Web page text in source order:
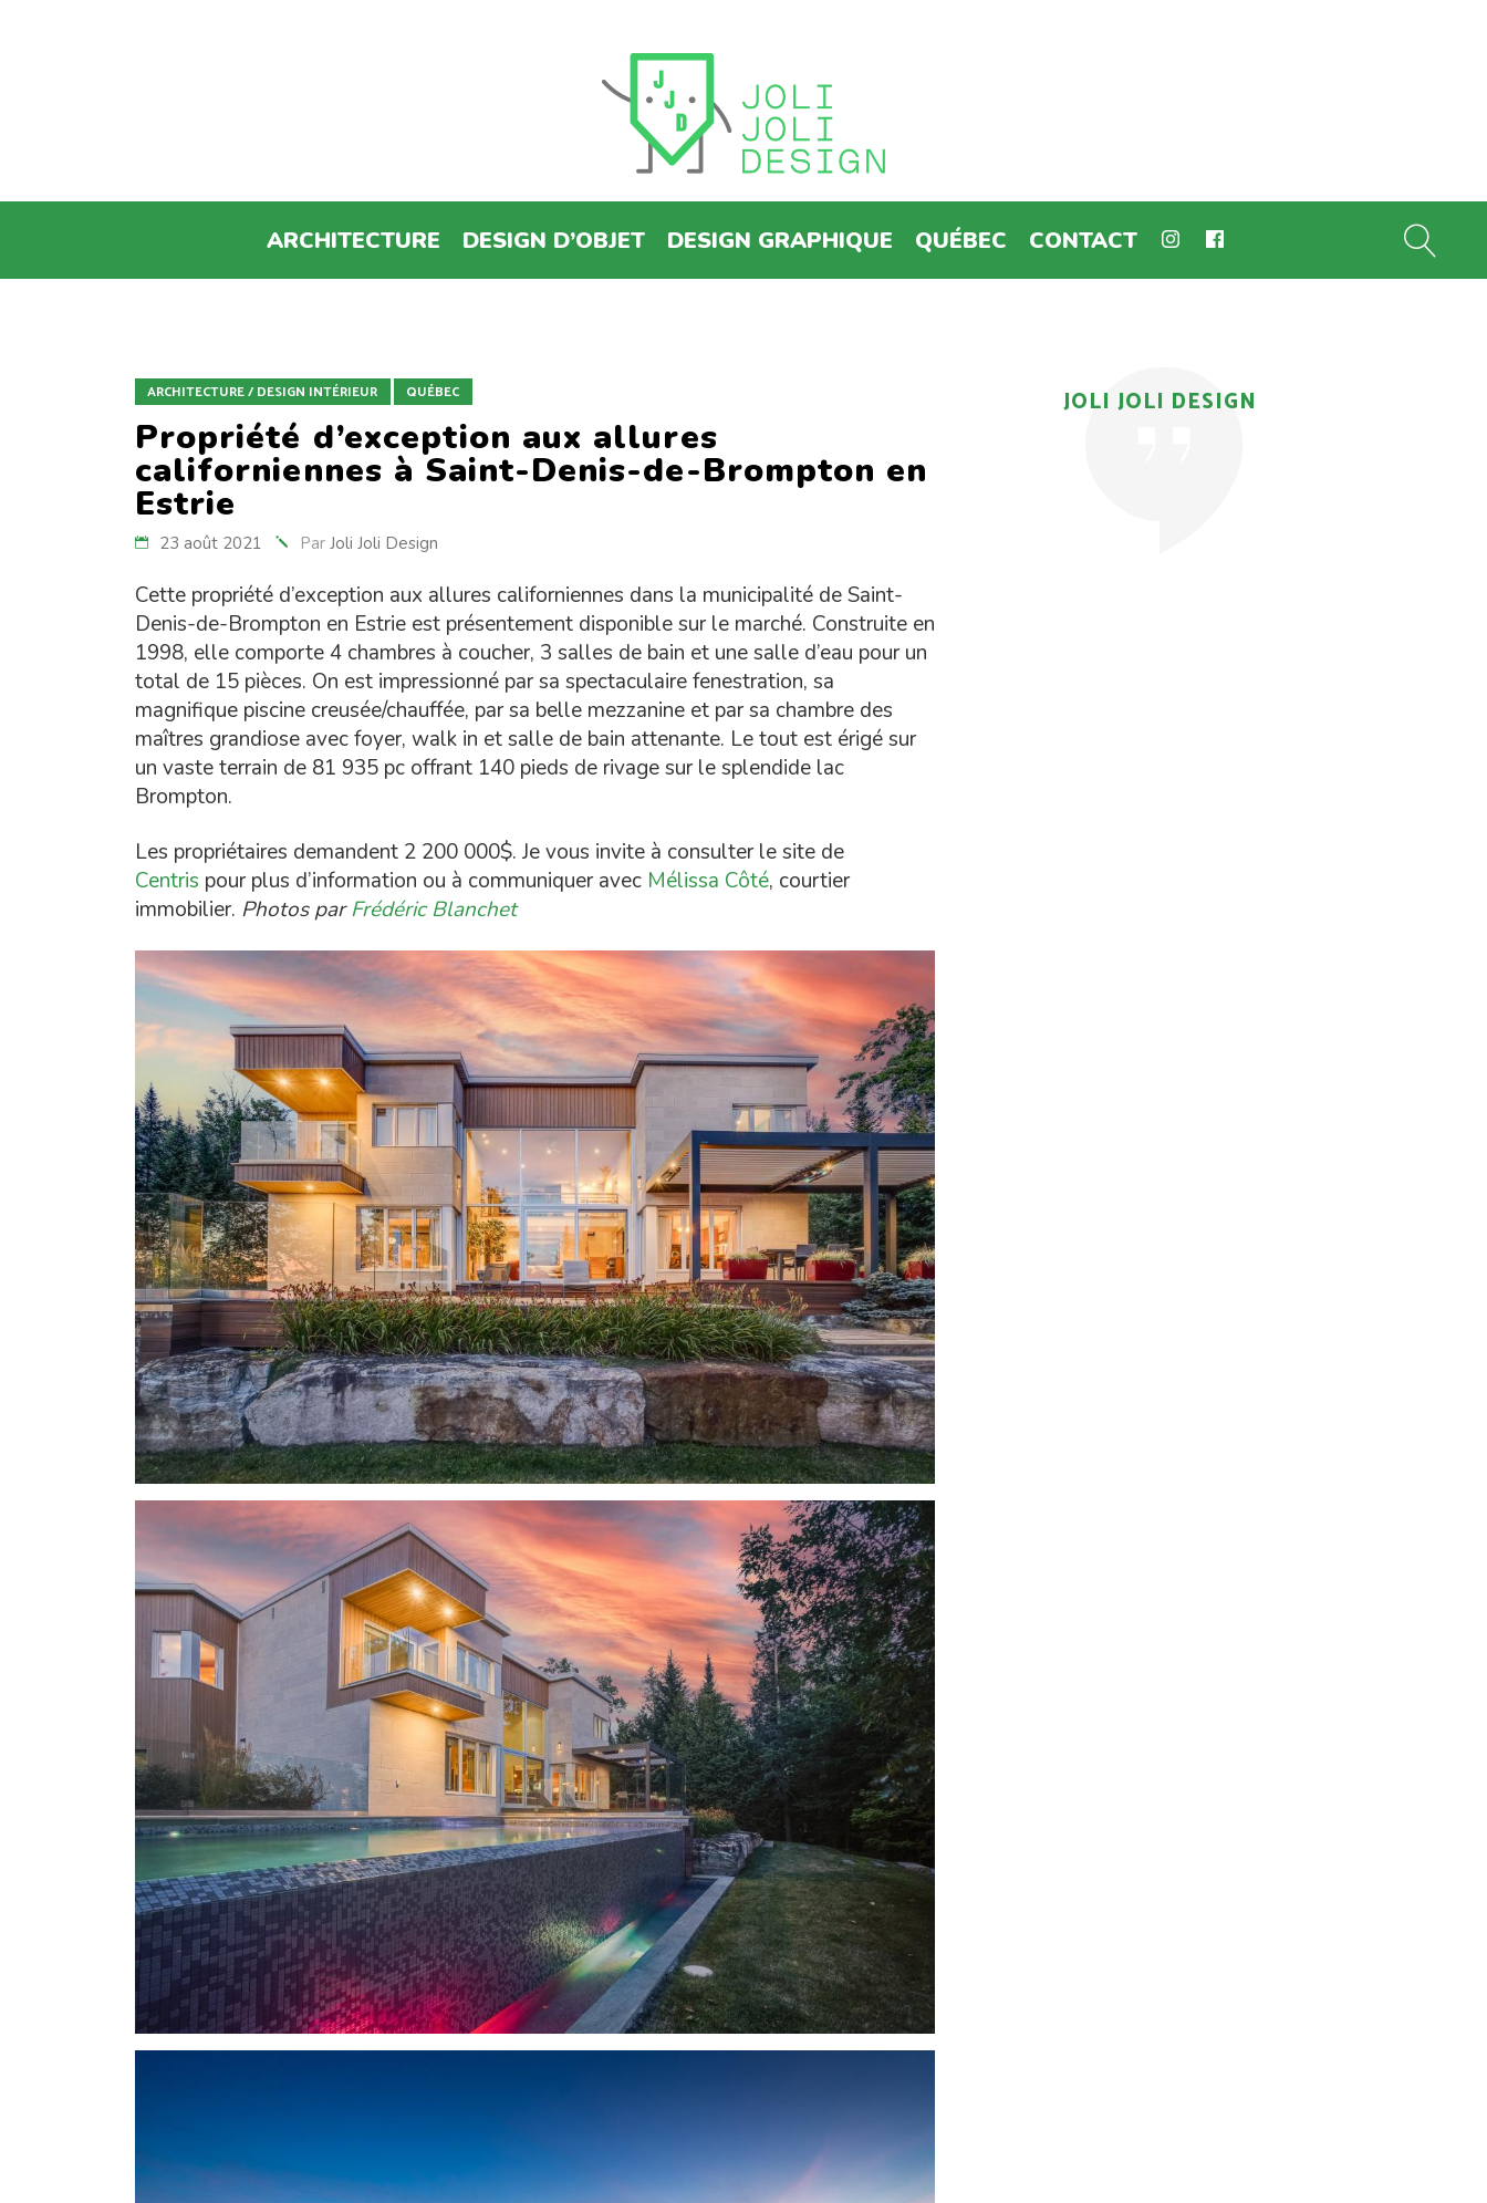
ARCHITECTURE DESIGN D’OBJET DESIGN GRAPHIQUE QUÉBEC CONTACT
ARCHITECTURE / DESIGN INTÉRIEUR QUÉBEC
Propriété d’exception aux allures
californiennes à Saint-Denis-de-Brompton en
Estrie
23 août 2021 Par Joli Joli Design
Cette propriété d’exception aux allures californiennes dans la municipalité de Saint-
Denis-de-Brompton en Estrie est présentement disponible sur le marché. Construite en
1998, elle comporte 4 chambres à coucher, 3 salles de bain et une salle d’eau pour un
total de 15 pièces. On est impressionné par sa spectaculaire fenestration, sa
magnifique piscine creusée/chauffée, par sa belle mezzanine et par sa chambre des
maîtres grandiose avec foyer, walk in et salle de bain attenante. Le tout est érigé sur
un vaste terrain de 81 935 pc offrant 140 pieds de rivage sur le splendide lac
Brompton.
Les propriétaires demandent 2 200 000$. Je vous invite à consulter le site de
Centris pour plus d’information ou à communiquer avec Mélissa Côté, courtier
immobilier. Photos par Frédéric Blanchet
JOLI JOLI DESIGN